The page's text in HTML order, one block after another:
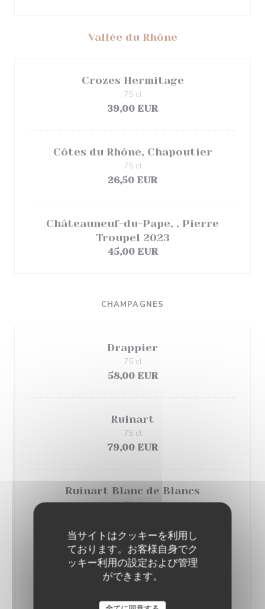
当サイトはクッキーを利用し
ております。お客様自身でク
ッキー利用の設定および管理
ができます。
Vallée du Rhône
Crozes Hermitage
39,00 EUR
75 cl
Côtes du Rhône, Chapoutier
26,50 EUR
75 cl
Châteauneuf-du-Pape, , Pierre
Troupel 2023
45,00 EUR
CHAMPAGNES
Drappier
58,00 EUR
75 cl
Ruinart
79,00 EUR
75 cl
Ruinart Blanc de Blancs
75 cl
Ruinart
37,5 cl